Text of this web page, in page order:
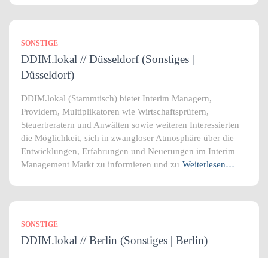
SONSTIGE
DDIM.lokal // Düsseldorf (Sonstiges |
Düsseldorf)
DDIM.lokal (Stammtisch) bietet Interim Managern,
Providern, Multiplikatoren wie Wirtschaftsprüfern,
Steuerberatern und Anwälten sowie weiteren Interessierten
die Möglichkeit, sich in zwangloser Atmosphäre über die
Entwicklungen, Erfahrungen und Neuerungen im Interim
Management Markt zu informieren und zu Weiterlesen…
SONSTIGE
DDIM.lokal // Berlin (Sonstiges | Berlin)